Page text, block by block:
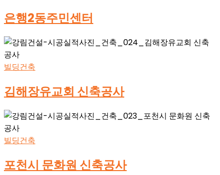
은행2동주민센터
빌딩건축
김해장유교회 신축공사
빌딩건축
포천시 문화원 신축공사